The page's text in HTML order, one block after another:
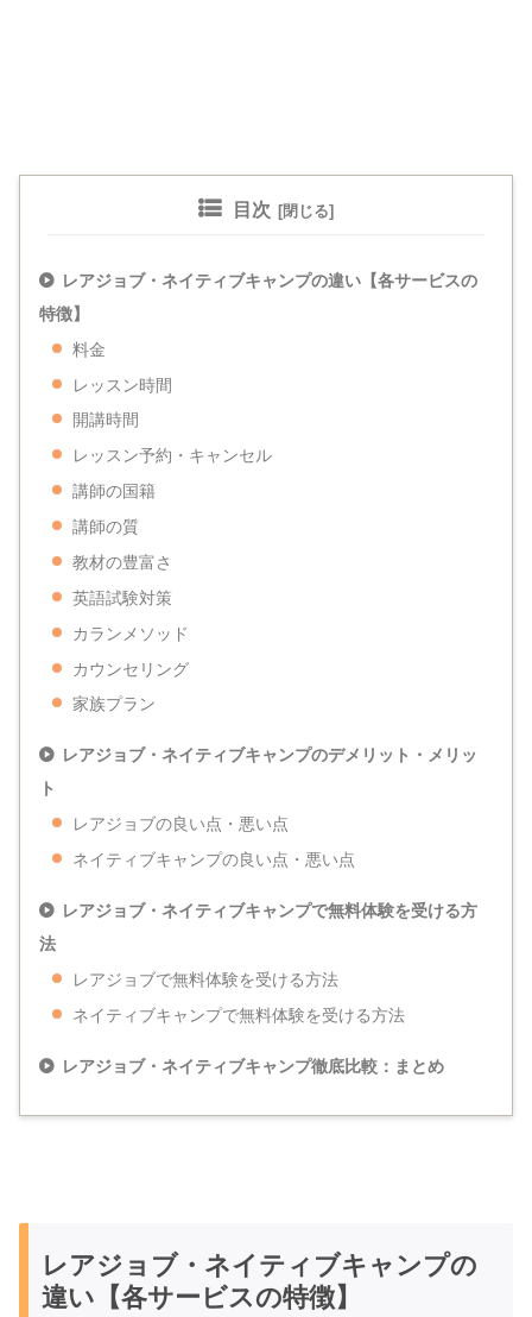
目次
レアジョブ・ネイティブキャンプの違い【各サービスの
特徴】
料金
レッスン時間
開講時間
レッスン予約・キャンセル
講師の国籍
講師の質
教材の豊富さ
英語試験対策
カランメソッド
カウンセリング
家族プラン
レアジョブ・ネイティブキャンプのデメリット・メリッ
ト
レアジョブの良い点・悪い点
ネイティブキャンプの良い点・悪い点
レアジョブ・ネイティブキャンプで無料体験を受ける方
法
レアジョブで無料体験を受ける方法
ネイティブキャンプで無料体験を受ける方法
レアジョブ・ネイティブキャンプ徹底比較：まとめ
レアジョブ・ネイティブキャンプの
違い【各サービスの特徴】